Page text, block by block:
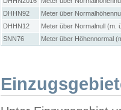
DHHN92
Meter über
DHHN12
Meter über Normalnull (m.
SNN76
Meter über Höhennormal